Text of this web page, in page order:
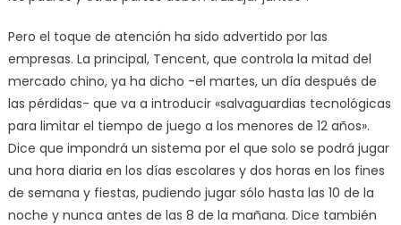
Pero el toque de atención ha sido advertido por las
empresas. La principal, Tencent, que controla la mitad del
mercado chino, ya ha dicho -el martes, un día después de
las pérdidas- que va a introducir «salvaguardias tecnológicas
para limitar el tiempo de juego a los menores de 12 años».
Dice que impondrá un sistema por el que solo se podrá jugar
una hora diaria en los días escolares y dos horas en los fines
de semana y fiestas, pudiendo jugar sólo hasta las 10 de la
noche y nunca antes de las 8 de la mañana. Dice también